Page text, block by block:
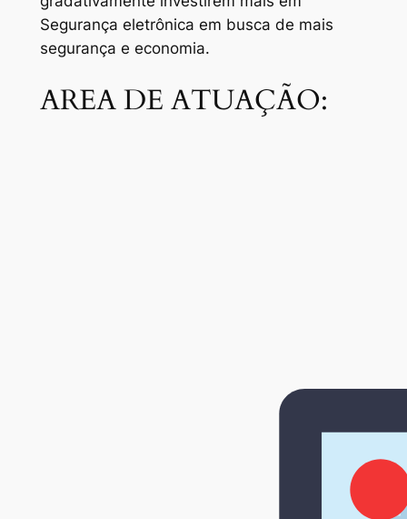
Segurança eletrônica em busca de mais
segurança e economia.
AREA DE ATUAÇÃO: